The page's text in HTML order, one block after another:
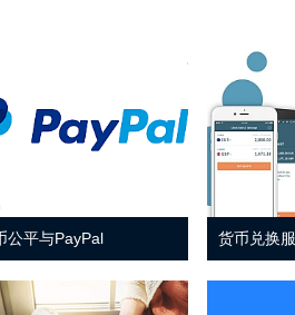
公平与PayPal 货币兑换